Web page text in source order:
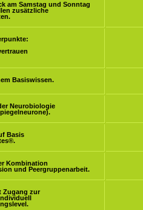
am Samstag und Sonntag
zusätzliche
Basiswissen.
Neurobiologie
Basis
®.
Kombination
und Peergruppenarbeit.
Zugang zur